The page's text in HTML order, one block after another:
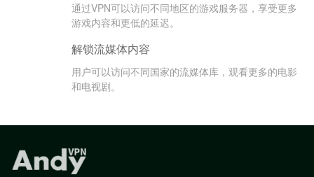
通过VPN可以访问不同地区的游戏服务器，享受更多
游戏内容和更低的延迟。
解锁流媒体内容
用户可以访问不同国家的流媒体库，观看更多的电影
和电视剧。